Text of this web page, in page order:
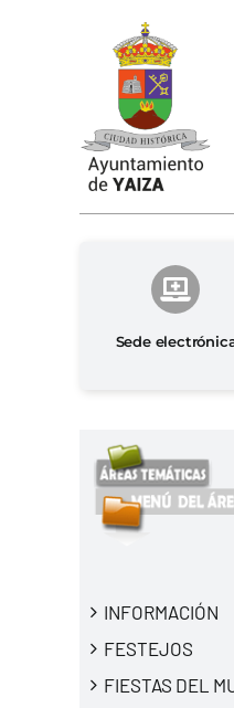
Sede
INFORMACIÓN
FESTEJOS
FIESTAS DEL